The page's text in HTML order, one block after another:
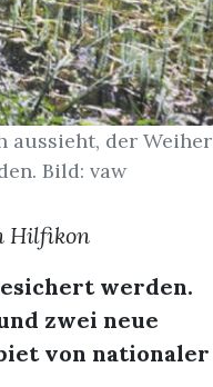
aussieht, der Weiher
Bild: vaw
Hilfikon
werden.
zwei neue
von nationaler